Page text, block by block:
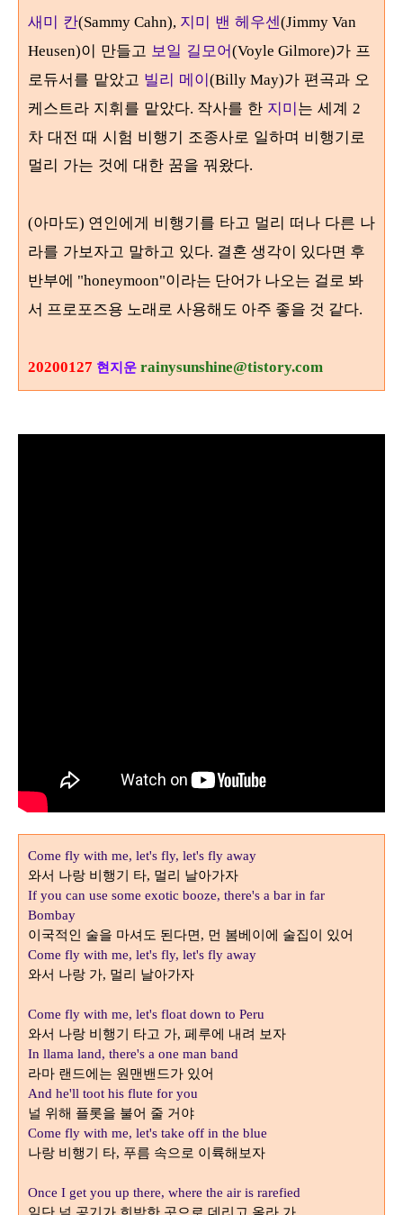
새미 칸(Sammy Cahn), 지미 밴 헤우센(Jimmy Van
Heusen)이 만들고 보일 길모어(Voyle Gilmore)가 프
로듀서를 맡았고 빌리 메이(Billy May)가 편곡과 오
케스트라 지휘를 맡았다. 작사를 한 지미는 세계 2
차 대전 때 시험 비행기 조종사로 일하며 비행기로
멀리 가는 것에 대한 꿈을 꿔왔다.
(아마도) 연인에게 비행기를 타고 멀리 떠나 다른 나
라를 가보자고 말하고 있다. 결혼 생각이 있다면 후
반부에 "honeymoon"이라는 단어가 나오는 걸로 봐
서 프로포즈용 노래로 사용해도 아주 좋을 것 같다.
20200127 현지운 rainysunshine@tistory.com
Come fly with me, let's fly, let's fly away
와서 나랑 비행기 타, 멀리 날아가자
If you can use some exotic booze, there's a bar in far
Bombay
이국적인 술을 마셔도 된다면, 먼 봄베이에 술집이 있어
Come fly with me, let's fly, let's fly away
와서 나랑 가, 멀리 날아가자
Come fly with me, let's float down to Peru
와서 나랑 비행기 타고 가, 페루에 내려 보자
In llama land, there's a one man band
라마 랜드에는 원맨밴드가 있어
And he'll toot his flute for you
널 위해 플롯을 불어 줄 거야
Come fly with me, let's take off in the blue
나랑 비행기 타, 푸름 속으로 이륙해보자
Once I get you up there, where the air is rarefied